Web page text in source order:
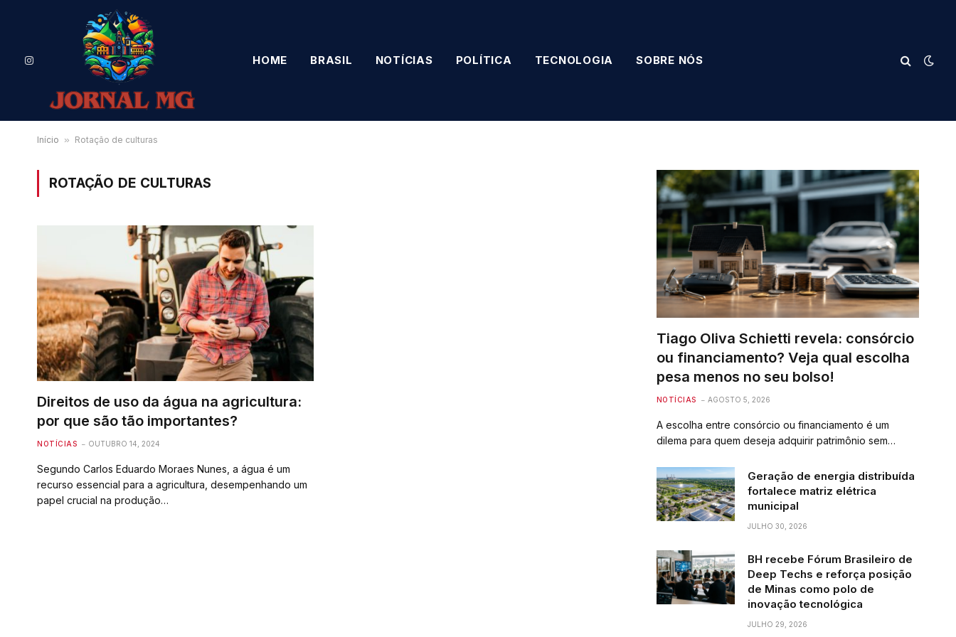
Instagram HOME BRASIL NOTÍCIAS POLÍTICA TECNOLOGIA SOBRE NÓS
Início » Rotação de culturas
ROTAÇÃO DE CULTURAS
Direitos de uso da água na agricultura:
por que são tão importantes?
NOTÍCIAS OUTUBRO 14, 2024
Segundo Carlos Eduardo Moraes Nunes, a água é um
recurso essencial para a agricultura, desempenhando um
papel crucial na produção…
Tiago Oliva Schietti revela: consórcio
ou financiamento? Veja qual escolha
pesa menos no seu bolso!
NOTÍCIAS AGOSTO 5, 2026
A escolha entre consórcio ou financiamento é um
dilema para quem deseja adquirir patrimônio sem…
Geração de energia distribuída
fortalece matriz elétrica
municipal
JULHO 30, 2026
BH recebe Fórum Brasileiro de
Deep Techs e reforça posição
de Minas como polo de
inovação tecnológica
JULHO 29, 2026